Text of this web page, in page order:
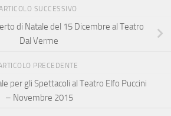
SUCCESSIVO
di Natale del 15 Dicembre al Teatro
Dal Verme
PRECEDENTE
per gli Spettacoli al Teatro Elfo Puccini
– Novembre 2015